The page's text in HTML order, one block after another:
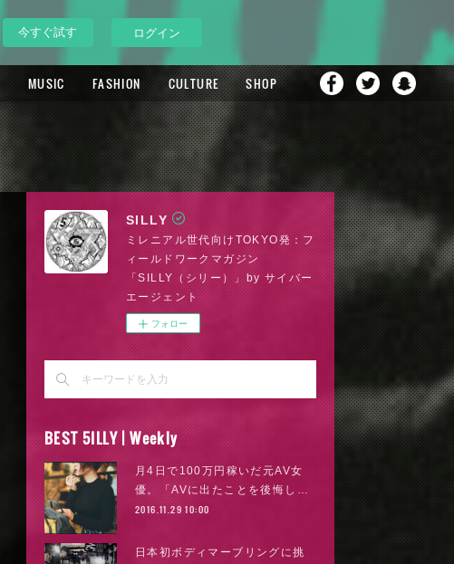
今すぐ試す ログイン
MUSIC FASHION CULTURE SHOP
SILLY
ミレニアル世代向けTOKYO発：フ
ィールドワークマガジン
「SILLY（シリー）」by サイバー
エージェント
フォロー
BEST 5ILLY | Weekly
月4日で100万円稼いだ元AV女
優。「AVに出たことを後悔し…
2016.11.29 10:00
日本初ボディマーブリングに挑